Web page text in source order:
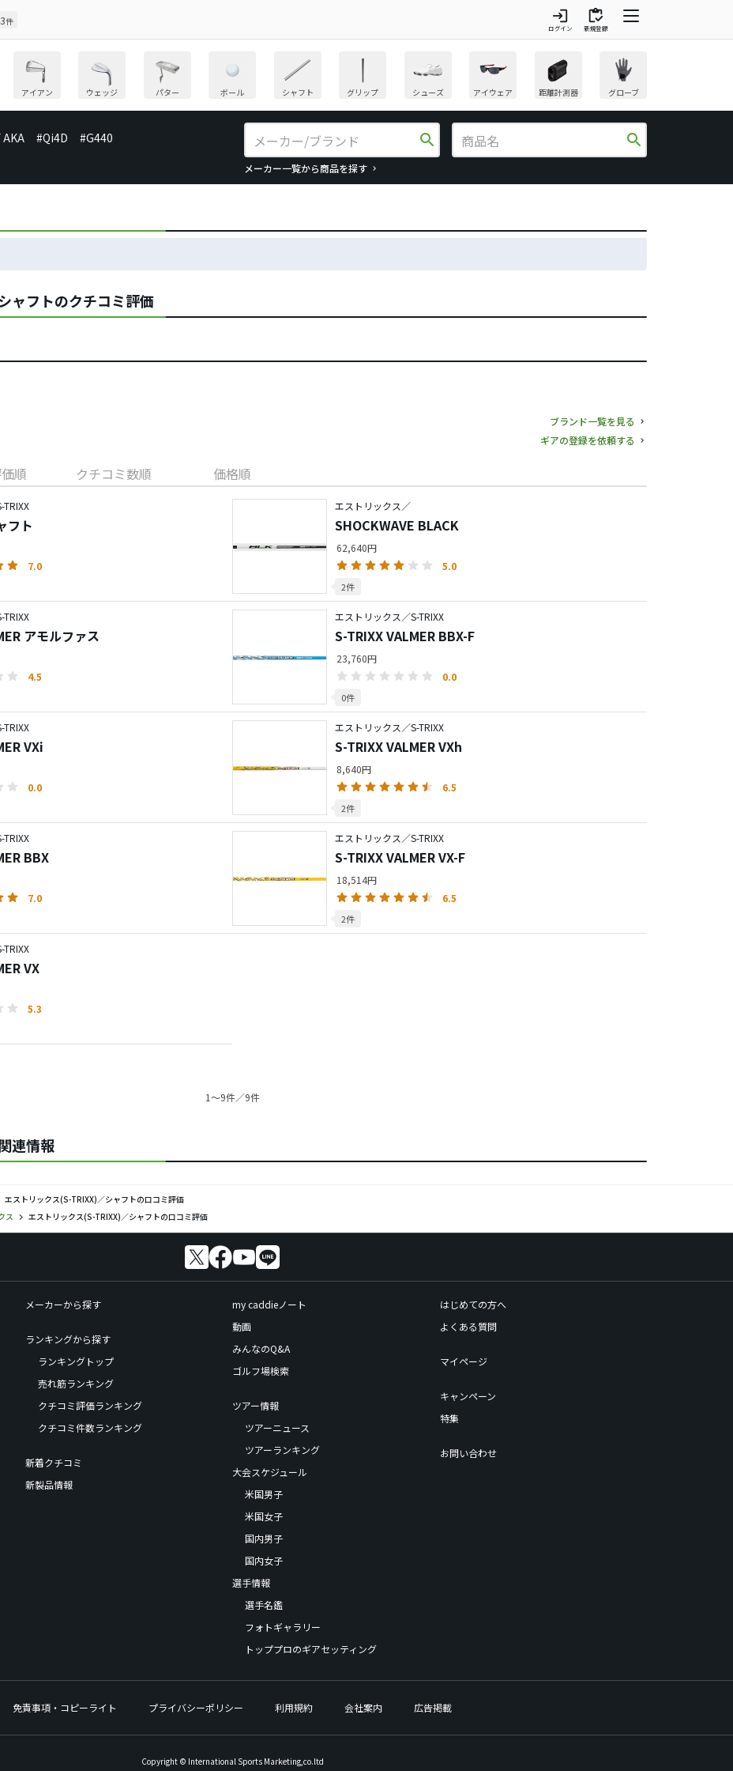
件 login
ログイン
inventory
新規登録
アイアン ウェッジ パター ボール シャフト グリップ シューズ アイウェア 距離計測器 グローブ
AKA #Qi4D #G440 search
メーカー一覧から商品を探す
search
ャフトのクチコミ評価
ブランド一覧を見る
ギアの登録を依頼する
順 クチコミ数順 価格順
フト
7.0
エストリックス／
SHOCKWAVE BLACK
62,640円
5.0
2件
アモルファス
4.5
エストリックス／S-TRIXX
S-TRIXX VALMER BBX-F
23,760円
0.0
0件
VXi
0.0
エストリックス／S-TRIXX
S-TRIXX VALMER VXh
8,640円
6.5
2件
BBX
7.0
エストリックス／S-TRIXX
S-TRIXX VALMER VX-F
18,514円
6.5
2件
VX
5.3
1〜9件／9件
連情報
エストリックス(S-TRIXX)／シャフトの口コミ評価
ス エストリックス(S-TRIXX)／シャフトの口コミ評価
メーカーから探す
ランキングから探す
ランキングトップ
売れ筋ランキング
クチコミ評価ランキング
クチコミ件数ランキング
新着クチコミ
新製品情報
my caddieノート
動画
みんなのQ&A
ゴルフ場検索
ツアー情報
ツアーニュース
ツアーランキング
大会スケジュール
米国男子
米国女子
国内男子
国内女子
選手情報
選手名鑑
フォトギャラリー
トッププロのギアセッティング
はじめての方へ
よくある質問
マイページ
キャンペーン
特集
お問い合わせ
免責事項・コピーライト プライバシーポリシー 利用規約 会社案内 広告掲載
Copyright © International Sports Marketing,co.ltd